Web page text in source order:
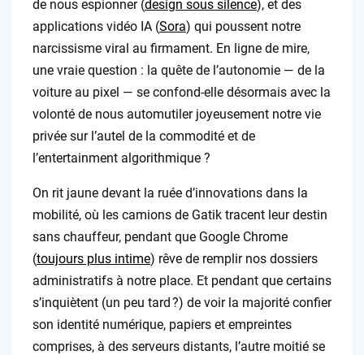
de nous espionner (design sous silence), et des
applications vidéo IA (Sora) qui poussent notre
narcissisme viral au firmament. En ligne de mire,
une vraie question : la quête de l’autonomie — de la
voiture au pixel — se confond-elle désormais avec la
volonté de nous automutiler joyeusement notre vie
privée sur l’autel de la commodité et de
l’entertainment algorithmique ?
On rit jaune devant la ruée d’innovations dans la
mobilité, où les camions de Gatik tracent leur destin
sans chauffeur, pendant que Google Chrome
(toujours plus intime) rêve de remplir nos dossiers
administratifs à notre place. Et pendant que certains
s’inquiètent (un peu tard ?) de voir la majorité confier
son identité numérique, papiers et empreintes
comprises, à des serveurs distants, l’autre moitié se